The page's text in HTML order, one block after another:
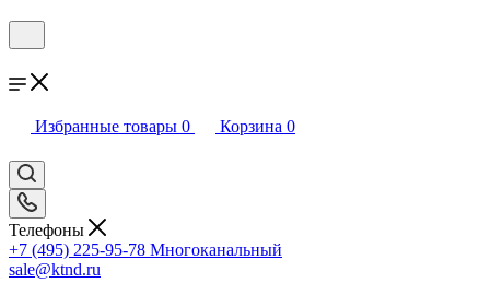
Избранные товары 0 Корзина 0
Телефоны
+7 (495) 225-95-78 Многоканальный
sale@ktnd.ru